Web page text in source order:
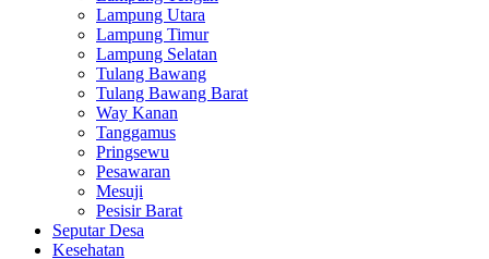
Lampung Utara
Lampung Timur
Lampung Selatan
Tulang Bawang
Tulang Bawang Barat
Way Kanan
Tanggamus
Pringsewu
Pesawaran
Mesuji
Pesisir Barat
Seputar Desa
Kesehatan